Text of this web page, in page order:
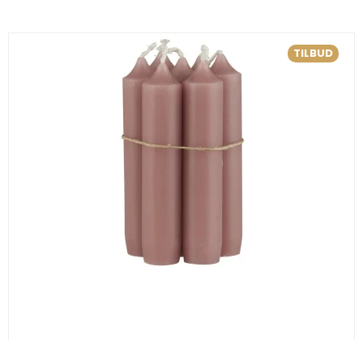
TILBUD